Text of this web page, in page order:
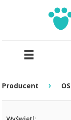
Producent ›